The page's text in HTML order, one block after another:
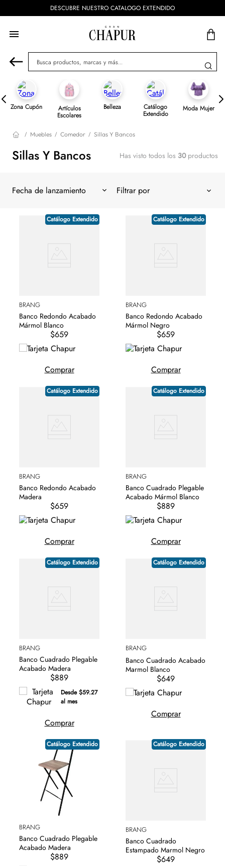
DESCUBRE NUESTRO CATALOGO EXTENDIDO
Busca productos, marcas y más...
Zona Cupón Artículos
Escolares
Belleza Catálogo
Extendido
Moda Mujer
Muebles Comedor Sillas Y Bancos
Sillas Y Bancos Has visto todos los 30productos
Fecha de lanzamiento
Catálogo Extendido
BRANG
Banco Redondo Acabado
Mármol Blanco
$659
Comprar
Catálogo Extendido
BRANG
Banco Redondo Acabado
Mármol Negro
$659
Comprar
Catálogo Extendido
BRANG
Banco Redondo Acabado
Madera
$659
Comprar
Catálogo Extendido
BRANG
Banco Cuadrado Plegable
Acabado Mármol Blanco
$889
Comprar
Catálogo Extendido
BRANG
Banco Cuadrado Plegable
Acabado Madera
$889
Desde $59.27
al mes
Comprar
Catálogo Extendido
BRANG
Banco Cuadrado Acabado
Marmol Blanco
$649
Comprar
Catálogo Extendido
BRANG
Banco Cuadrado Plegable
Acabado Madera
$889
Catálogo Extendido
BRANG
Banco Cuadrado
Estampado Marmol Negro
$649